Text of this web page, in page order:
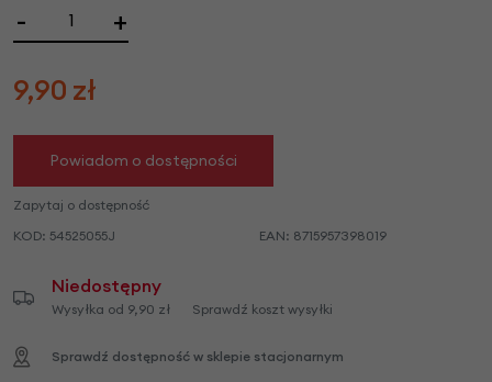
- +
9,90 zł
Powiadom o dostępności
Zapytaj o dostępność
KOD: 54525055J EAN: 8715957398019
Niedostępny
Wysyłka od 9,90 zł Sprawdź koszt wysyłki
Sprawdź dostępność w sklepie stacjonarnym